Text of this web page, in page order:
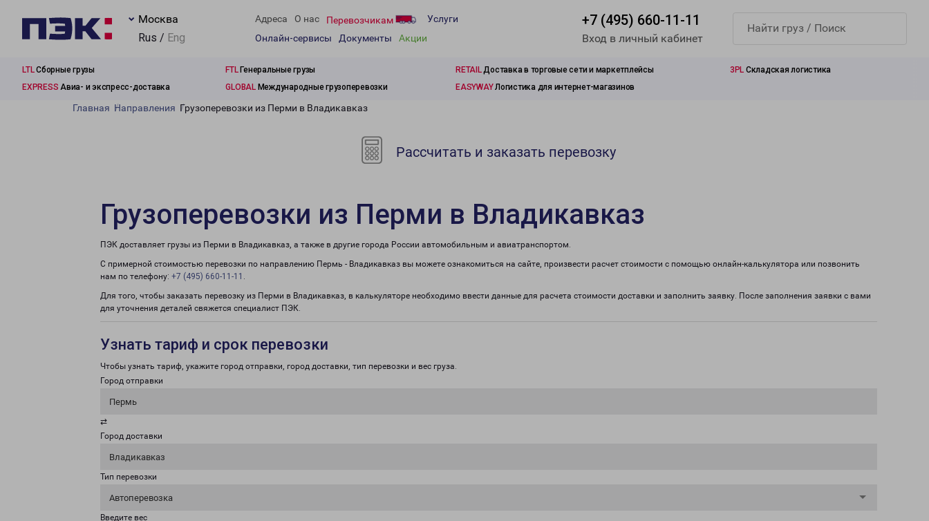
Москва
Rus / Eng
Адреса О нас Перевозчикам
Услуги
Онлайн-сервисы
Документы Акции
+7 (495) 660-11-11
Вход в личный кабинет
LTLСборные грузы FTLГенеральные грузы RETAILДоставка в торговые сети и маркетплейсы 3PL Складская логистика
EXPRESS Авиа- и экспресс-доставка GLOBALМеждународные грузоперевозки EASYWAYЛогистика для интернет-магазинов
Главная Направления Грузоперевозки из Перми в Владикавказ
Рассчитать и заказать перевозку
Грузоперевозки из Перми в Владикавказ
ПЭК доставляет грузы из Перми в Владикавказ, а также в другие города России автомобильным и авиатранспортом.
С примерной стоимостью перевозки по направлению Пермь - Владикавказ вы можете ознакомиться на сайте, произвести расчет стоимости с помощью онлайн-калькулятора или позвонить
нам по телефону: +7 (495) 660-11-11 .
Для того, чтобы заказать перевозку из Перми в Владикавказ, в калькуляторе необходимо ввести данные для расчета стоимости доставки и заполнить заявку. После заполнения заявки с вами
для уточнения деталей свяжется специалист ПЭК.
Узнать тариф и срок перевозки
Чтобы узнать тариф, укажите город отправки, город доставки, тип перевозки и вес груза.
Город отправки
Пермь
⇄
Город доставки
Владикавказ
Тип перевозки
Автоперевозка
Введите вес